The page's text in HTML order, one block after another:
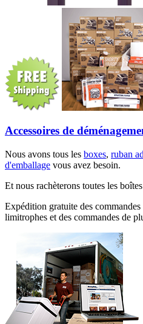
Accessoires de
Nous avons tous les boxes, ruban
d'emballage vous avez besoin.
Et nous rachèterons toutes les
Expédition gratuite des
limitrophes et des commandes de